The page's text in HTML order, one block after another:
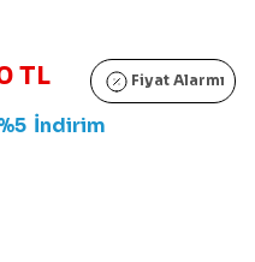
TL Fiyat Alarmı
İndirim